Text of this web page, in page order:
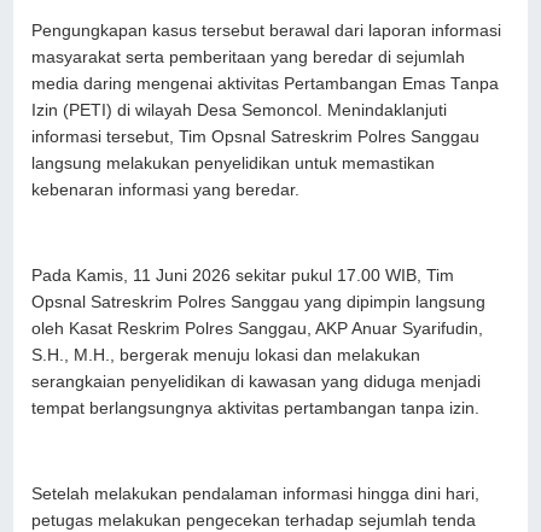
Pengungkapan kasus tersebut berawal dari laporan informasi
masyarakat serta pemberitaan yang beredar di sejumlah
media daring mengenai aktivitas Pertambangan Emas Tanpa
Izin (PETI) di wilayah Desa Semoncol. Menindaklanjuti
informasi tersebut, Tim Opsnal Satreskrim Polres Sanggau
langsung melakukan penyelidikan untuk memastikan
kebenaran informasi yang beredar.
Pada Kamis, 11 Juni 2026 sekitar pukul 17.00 WIB, Tim
Opsnal Satreskrim Polres Sanggau yang dipimpin langsung
oleh Kasat Reskrim Polres Sanggau, AKP Anuar Syarifudin,
S.H., M.H., bergerak menuju lokasi dan melakukan
serangkaian penyelidikan di kawasan yang diduga menjadi
tempat berlangsungnya aktivitas pertambangan tanpa izin.
Setelah melakukan pendalaman informasi hingga dini hari,
petugas melakukan pengecekan terhadap sejumlah tenda